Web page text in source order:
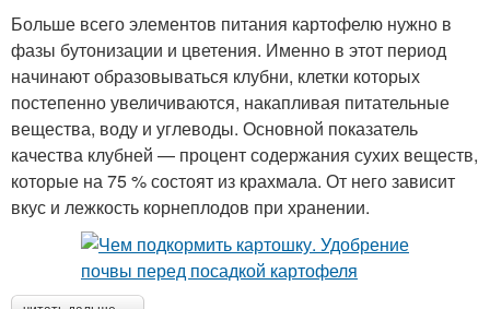
Больше всего элементов питания картофелю нужно в
фазы бутонизации и цветения. Именно в этот период
начинают образовываться клубни, клетки которых
постепенно увеличиваются, накапливая питательные
вещества, воду и углеводы. Основной показатель
качества клубней — процент содержания сухих веществ,
которые на 75 % состоят из крахмала. От него зависит
вкус и лежкость корнеплодов при хранении.